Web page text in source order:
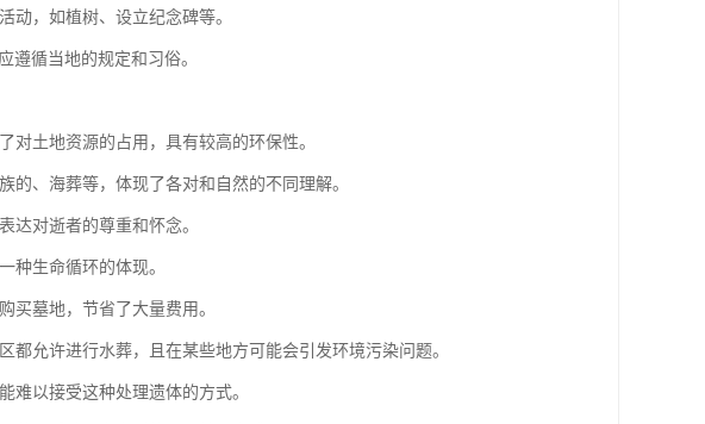
动，如植树、设立纪念碑等。
遵循当地的规定和习俗。
对土地资源的占用，具有较高的环保性。
、海葬等，体现了各对和自然的不同理解。
达对逝者的尊重和怀念。
种生命循环的体现。
买墓地，节省了大量费用。
允许进行水葬，且在某些地方可能会引发环境污染问题。
难以接受这种处理遗体的方式。